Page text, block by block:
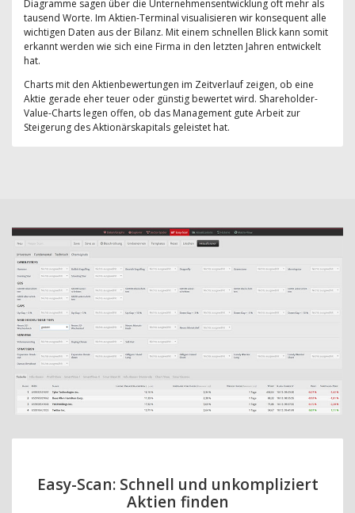
Diagramme sagen über die Unternehmensentwicklung oft mehr als
tausend Worte. Im Aktien-Terminal visualisieren wir konsequent alle
wichtigen Daten aus der Bilanz. Mit einem schnellen Blick kann somit
erkannt werden wie sich eine Firma in den letzten Jahren entwickelt
hat.
Charts mit den Aktienbewertungen im Zeitverlauf zeigen, ob eine
Aktie gerade eher teuer oder günstig bewertet wird. Shareholder-
Value-Charts legen offen, ob das Management gute Arbeit zur
Steigerung des Aktionärskapitals geleistet hat.
Easy-Scan: Schnell und unkompliziert
Aktien finden